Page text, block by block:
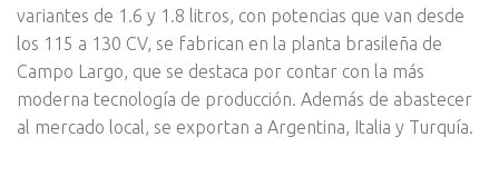
variantes de 1.6 y 1.8 litros, con potencias que van desde
los 115 a 130 CV, se fabrican en la planta brasileña de
Campo Largo, que se destaca por contar con la más
moderna tecnología de producción. Además de abastecer
al mercado local, se exportan a Argentina, Italia y Turquía.